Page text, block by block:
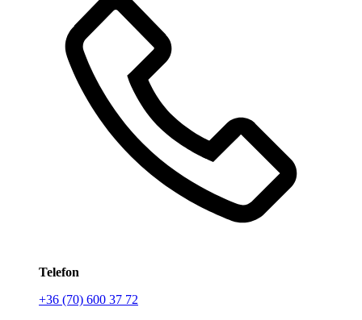
Telefon
+36 (70) 600 37 72